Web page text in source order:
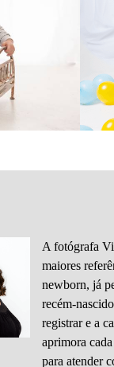
A fotógrafa
maiores
newborn, já
recém-
registrar e a
aprimora
para atender